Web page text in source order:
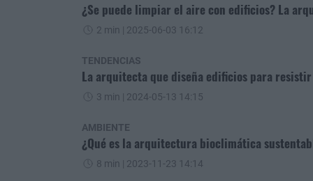
¿Se puede limpiar el aire con edificios? La
2 min | 2025-06-03 16:12
TENDENCIAS
La arquitecta que diseña edificios para
3 min | 2024-05-13 14:15
AMBIENTE
¿Qué es la arquitectura bioclimática
8 min | 2023-11-23 14:14